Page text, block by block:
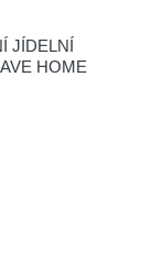
JÍDELNÍ
HOME